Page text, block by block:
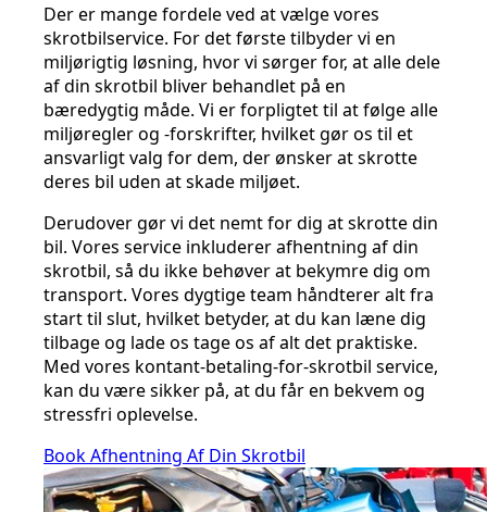
Der er mange fordele ved at vælge vores
skrotbilservice. For det første tilbyder vi en
miljørigtig løsning, hvor vi sørger for, at alle dele
af din skrotbil bliver behandlet på en
bæredygtig måde. Vi er forpligtet til at følge alle
miljøregler og -forskrifter, hvilket gør os til et
ansvarligt valg for dem, der ønsker at skrotte
deres bil uden at skade miljøet.
Derudover gør vi det nemt for dig at skrotte din
bil. Vores service inkluderer afhentning af din
skrotbil, så du ikke behøver at bekymre dig om
transport. Vores dygtige team håndterer alt fra
start til slut, hvilket betyder, at du kan læne dig
tilbage og lade os tage os af alt det praktiske.
Med vores kontant-betaling-for-skrotbil service,
kan du være sikker på, at du får en bekvem og
stressfri oplevelse.
Book Afhentning Af Din Skrotbil